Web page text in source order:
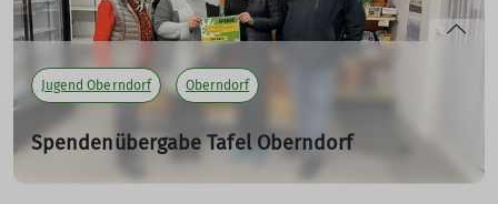
Jugend Oberndorf Oberndorf
Spendenübergabe Tafel Oberndorf
Ortsgruppe Spendet 250 Euro